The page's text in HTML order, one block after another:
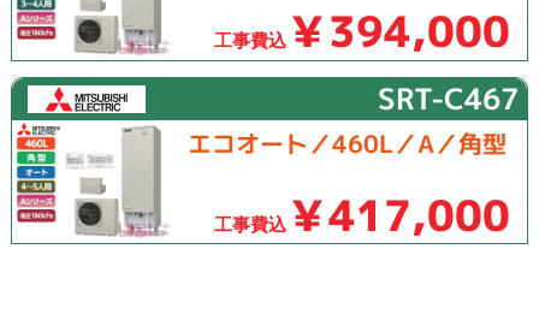
工事費込 ￥394,000
SRT-C467
エコオート／460L／A／角型
工事費込 ￥417,000